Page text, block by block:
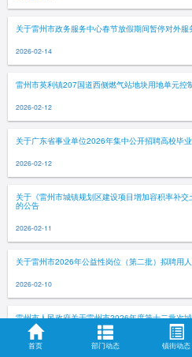
关于雷州市政务服务中心春节放假期间暂停对外服
2026-02-14
雷州市英利镇207国道西侧燃气站地块用地单元控
2026-02-12
关于广东省事业单位2026年集中公开招聘高校毕
2026-02-12
关于《雷州市城镇规划区建设项目增加容积率补
的公告
2026-02-11
关于雷州市2026年公益性岗位（第二批）拟聘用
2026-02-10
雷州市人民政府关于雷州市2026年度第十二批次
2026-02-10
首页
部门动态 镇街动态